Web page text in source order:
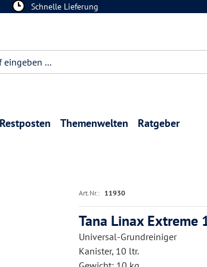
Schnelle Lieferung
Restposten Themenwelten Ratgeber
Art.Nr.: 11930
Tana Linax Extreme
Universal-Grundreiniger
Kanister, 10 ltr.